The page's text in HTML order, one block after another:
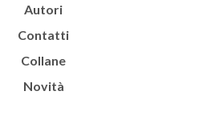
Autori
Contatti
Collane
Novità